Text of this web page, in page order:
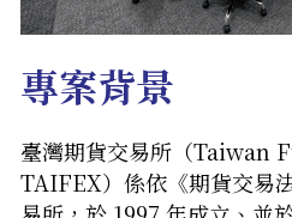
專案背景
臺灣期貨交易所（Taiwan
TAIFEX）係依《期貨交易